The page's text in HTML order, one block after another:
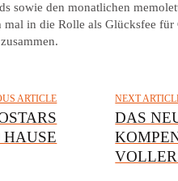
sowie den monatlichen
mal in die Rolle als Glücksfee
ARTICLE NEXT
DAS